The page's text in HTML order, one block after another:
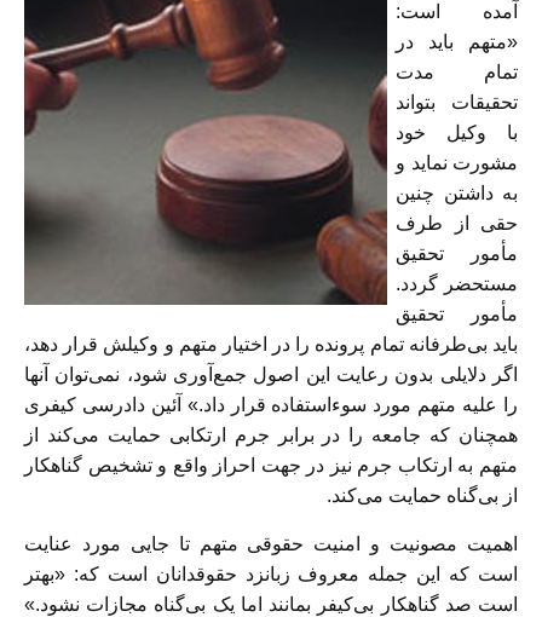
آمده است:
«متهم باید در
تمام مدت
تحقیقات بتواند
با وکیل خود
مشورت نماید و
به داشتن چنین
حقی از طرف
مأمور تحقیق
مستحضر گردد.
مأمور تحقیق
باید بی‌طرفانه تمام پرونده را در اختیار متهم و وکیلش قرار دهد،
اگر دلایلی بدون رعایت این اصول جمع‌آوری شود، نمی‌توان آنها
را علیه متهم مورد سوءاستفاده قرار داد.» آئین دادرسی کیفری
همچنان که جامعه را در برابر جرم ارتکابی حمایت می‌کند از
متهم به ارتکاب جرم نیز در جهت احراز واقع و تشخیص گناهکار
از بی‌گناه حمایت می‌کند.
اهمیت مصونیت و امنیت حقوقی متهم تا جایی مورد عنایت
است که این جمله معروف زبانزد حقوقدانان است که: «بهتر
است صد گناهکار بی‌کیفر بمانند اما یک بی‌گناه مجازات نشود.»